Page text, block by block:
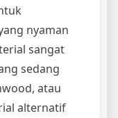
nyaman
sangat
sedang
atau
alternatif